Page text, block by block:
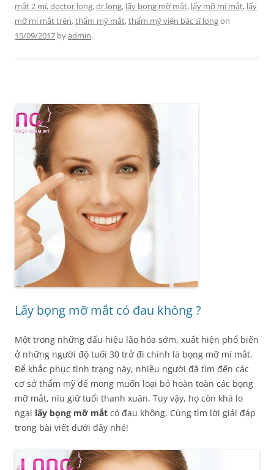
mắt 2 mí,doctor long,dr.long, lấy bọng mỡ mắt, lấy mỡ mí mắt, lấy
mỡ mí mắt trên,thẩm mỹ mắt,thẩm mỹ viện bác sĩ longon
15/09/2017 byadmin.
Lấy bọng mỡ mắt có đau không ?
Một trong những dấu hiệu lão hóa sớm, xuất hiện phổ biến
ở những người độ tuổi 30 trở đi chính là bọng mỡ mí mắt.
Để khắc phục tình trạng này, nhiều người đã tìm đến các
cơ sở thẩm mỹ để mong muốn loại bỏ hoàn toàn các bọng
mỡ mắt, níu giữ tuổi thanh xuân, Tuy vậy, họ còn khá lo
ngại lấy bọng mỡ mắt có đau không. Cùng tìm lời giải đáp
trong bài viết dưới đây nhé!